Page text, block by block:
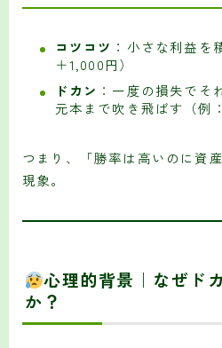
コツコツ ：小さな利益を
＋1,000円）
ドカン ：一度の損失でそ
元本まで吹き飛ばす（例
つまり、「勝率は高いのに資
現象。
心理的背景｜なぜド
か？